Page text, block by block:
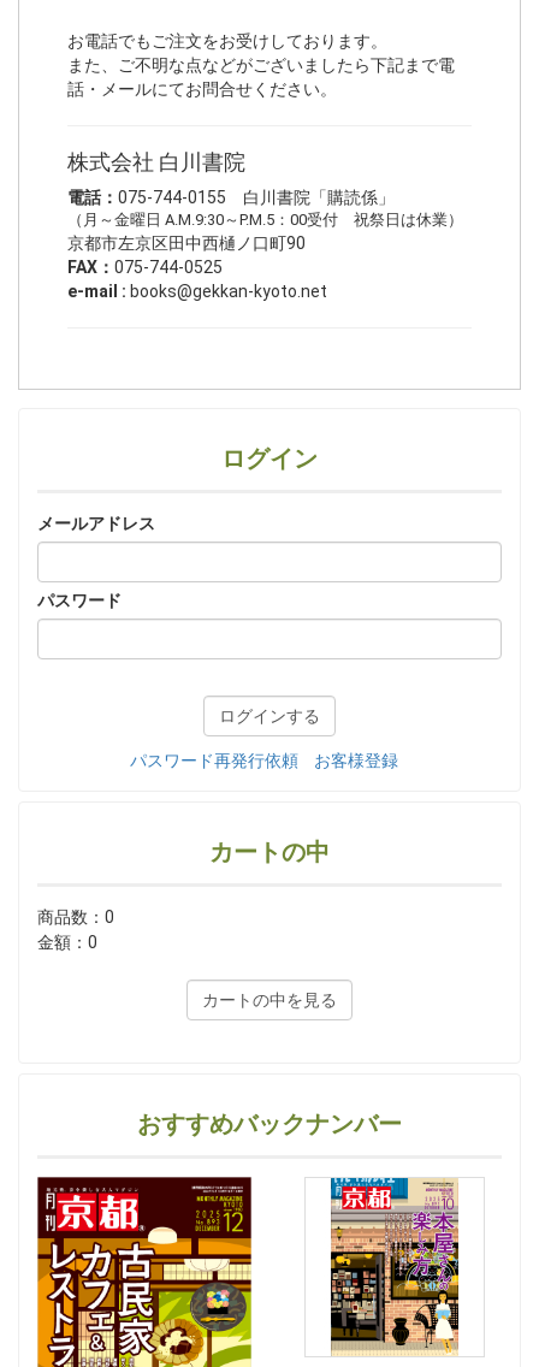
お電話でもご注文をお受けしております。
また、ご不明な点などがございましたら下記まで電
話・メールにてお問合せください。
株式会社 白川書院
電話： 075-744-0155 白川書院「購読係」
（月～金曜日 A.M.9:30～P.M.5：00受付 祝祭日は休業）
京都市左京区田中西樋ノ口町90
FAX： 075-744-0525
e-mail : books@gekkan-kyoto.net
ログイン
メールアドレス
パスワード
パスワード再発行依頼 お客様登録
カートの中
商品数：0
金額：0
カートの中を見る
おすすめバックナンバー